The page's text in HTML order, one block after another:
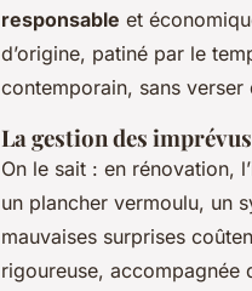
responsable et
d’origine, patiné par le
contemporain, sans verser
La gestion des
On le sait : en rénovation,
un plancher vermoulu, un
mauvaises surprises
rigoureuse, accompagnée